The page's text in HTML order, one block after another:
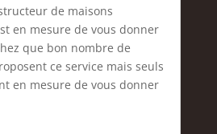
de maisons
en mesure de vous donner
que bon nombre de
ce service mais seuls
en mesure de vous donner